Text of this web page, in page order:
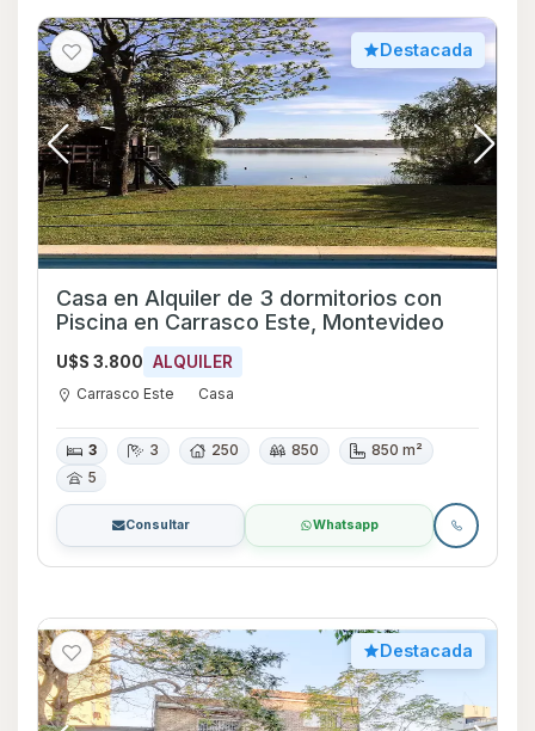
Destacada
Casa en Alquiler de 3 dormitorios con
Piscina en Carrasco Este, Montevideo
U$S 3.800 ALQUILER
Carrasco Este Casa
3 3 250 850
850 m²
5
Consultar Whatsapp
Destacada